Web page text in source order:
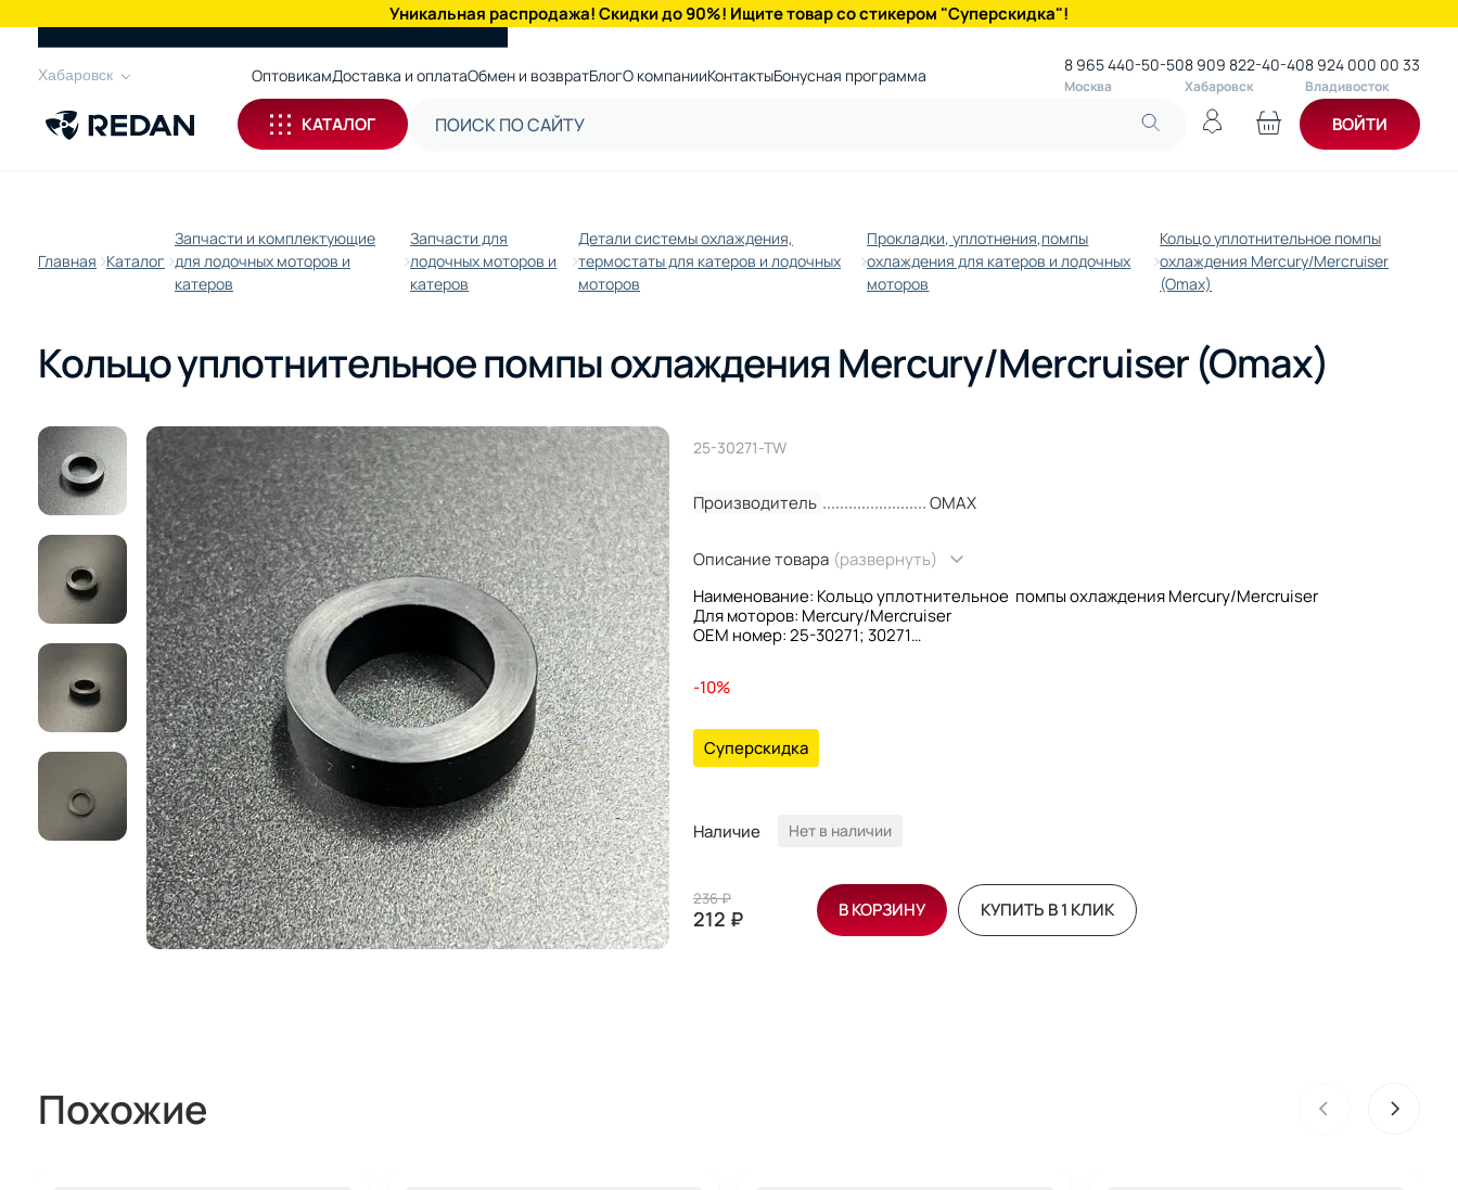
Уникальная распродажа! Скидки до 90%! Ищите товар со стикером "Суперскидка"!
Хабаровск ОптовикамДоставка и оплатаОбмен и возвратБлогО компанииКонтактыБонусная программа 8 965 440-50-50
Москва
8 909 822-40-40
Хабаровск
8 924 000 00 33
Владивосток
КАТАЛОГ ВОЙТИ
Главная Каталог
Запчасти и комплектующие
для лодочных моторов и
катеров
Запчасти для
лодочных моторов и
катеров
Детали системы охлаждения,
термостаты для катеров и лодочных
моторов
Прокладки, уплотнения,помпы
охлаждения для катеров и лодочных
моторов
Кольцо уплотнительное помпы
охлаждения Mercury/Mercruiser
(Omax)
Кольцо уплотнительное помпы охлаждения Mercury/Mercruiser (Omax)
25-30271-TW
Производитель OMAX
Описание товара (развернуть)
Наименование: Кольцо уплотнительное помпы охлаждения Mercury/Mercruiser
Для моторов: Mercury/Mercruiser
OEM номер: 25-30271; 30271
-10%
Суперскидка
Наличие Нет в наличии
236 ₽
212 ₽ В КОРЗИНУ КУПИТЬ В 1 КЛИК
Похожие